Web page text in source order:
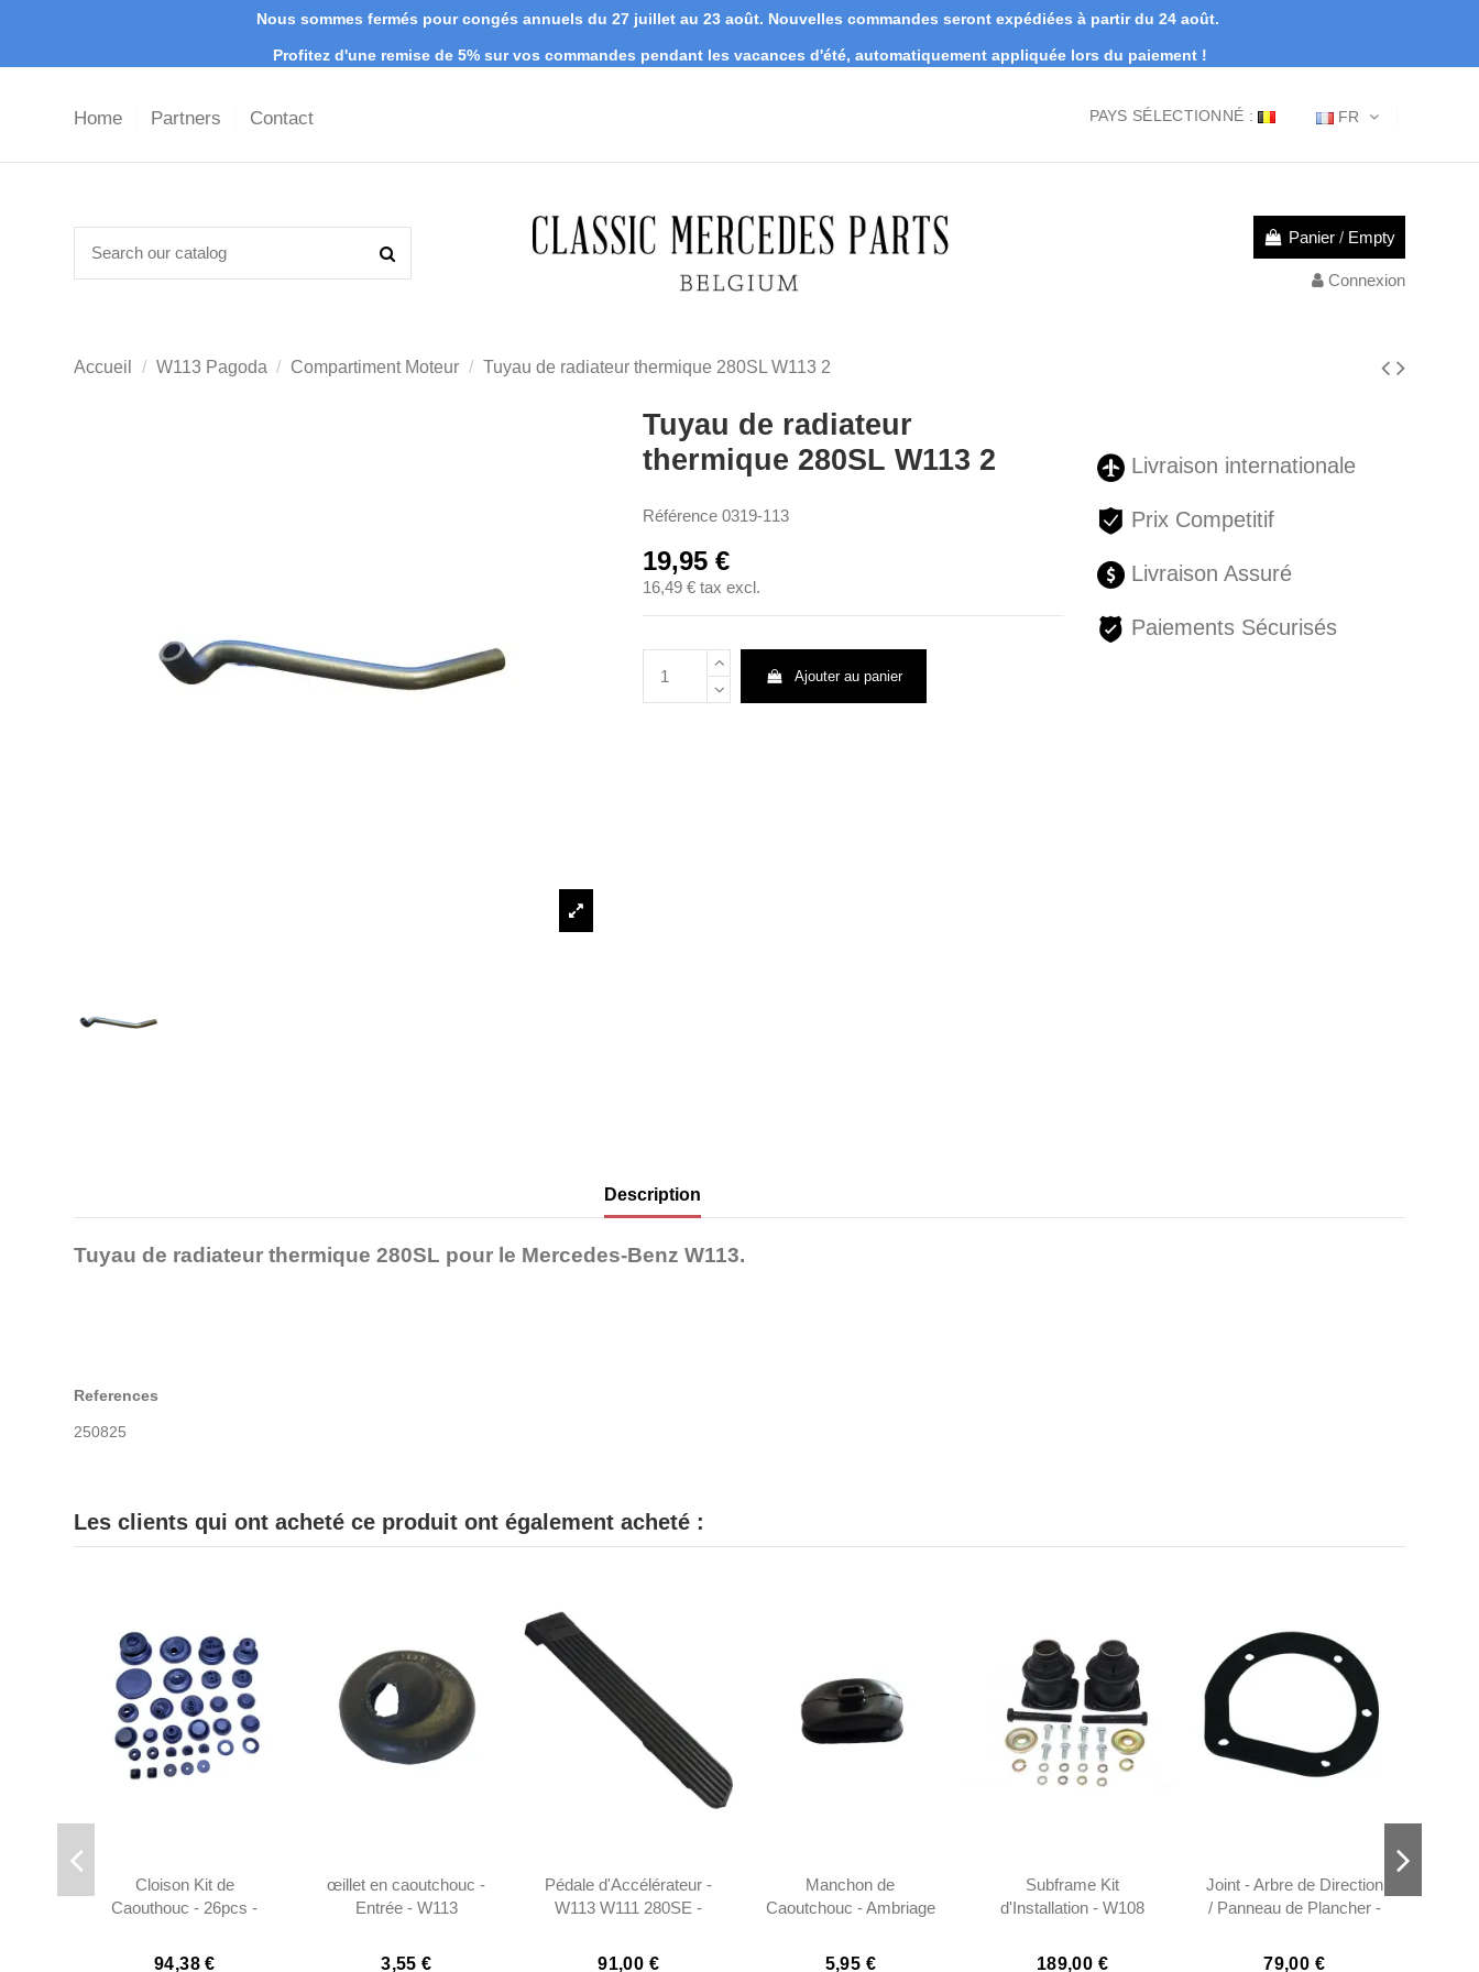
Nous sommes fermés pour congés annuels du 27 juillet au 23 août. Nouvelles commandes seront expédiées à partir du 24 août.
Profitez d'une remise de 5% sur vos commandes pendant les vacances d'été, automatiquement appliquée lors du paiement !
Home Partners Contact FR
PAYS SÉLECTIONNÉ :
Panier / Empty
Connexion
Accueil W113 Pagoda Compartiment Moteur Tuyau de radiateur thermique 280SL W113 2
Tuyau de radiateur
thermique 280SL W113 2
Référence 0319-113
19,95 €
16,49 € tax excl.
Ajouter au panier
Livraison internationale
Prix Competitif
Livraison Assuré
Paiements Sécurisés
Description
Tuyau de radiateur thermique 280SL pour le Mercedes-Benz W113.
References
250825
Les clients qui ont acheté ce produit ont également acheté :
Cloison Kit de
Caouthouc - 26pcs -
94,38 €
œillet en caoutchouc -
Entrée - W113
3,55 €
Pédale d'Accélérateur -
W113 W111 280SE -
91,00 €
Manchon de
Caoutchouc - Ambriage
5,95 €
Subframe Kit
d'Installation - W108
1135860033 -
189,00 €
Joint - Arbre de Direction
/ Panneau de Plancher -
79,00 €